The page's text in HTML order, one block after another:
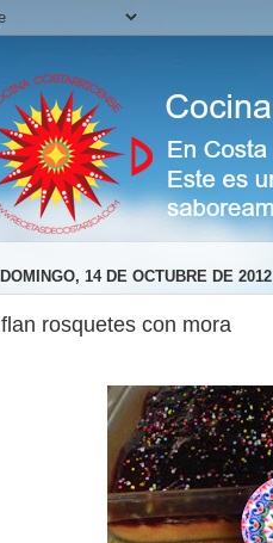
DOMINGO, 14 DE OCTUBRE DE 2012
flan rosquetes con mora